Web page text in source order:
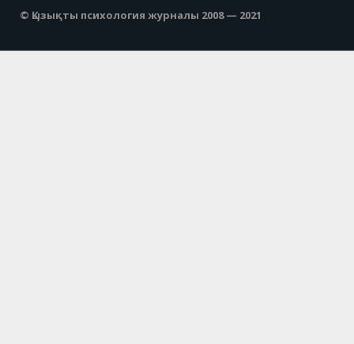
© Қызықты психология журналы 2008 — 2021